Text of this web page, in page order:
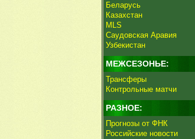
Беларусь
Казахстан
MLS
Саудовская Аравия
Узбекистан
МЕЖСЕЗОНЬЕ:
Трансферы
Контрольные матчи
РАЗНОЕ:
Прогнозы от ФНК
Российские новости